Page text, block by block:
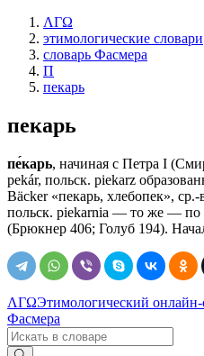
ΛΓΩ
этимологические словари
словарь Фасмера
П
пекарь
пекарь
пе́карь, начиная с Петра I
pekár, польск. рiеkаrz
Вäсkеr «пекарь, хлебопек», ср.-
польск. рiеkаrniа — то же —
(Брюкнер 406; Голуб 194).
ΛΓΩЭтимологический онлайн-
Фасмера